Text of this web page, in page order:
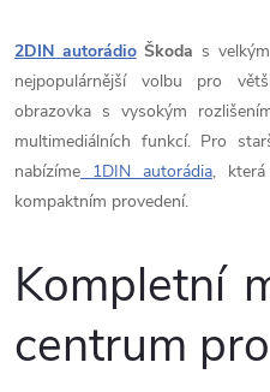
2DIN autorádioŠkoda s
nejpopulárnější volbu pro
obrazovka s vysokým
multimediálních funkcí. Pro
nabízíme 1DIN autorádia, která
kompaktním provedení.
Kompletní
centrum